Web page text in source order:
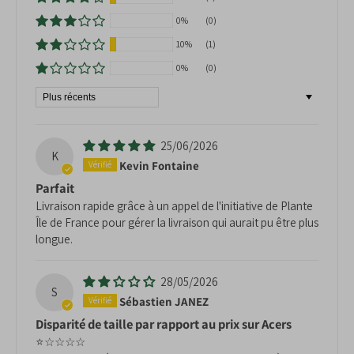
Résilience
: Supporte des températures
jusqu’à -15°C.
Entretien facile
amateurs.
Les inconvénients de cet érable :
Sensibilité au soleil direct : Peut brûler en
plein soleil intense.
Croissance lente
pour atteindre sa taille adulte.
Sensible aux maladies fongiques : Surtout
en sol mal drainé.
01 84 80 65 86.
Thibault
0%
(0)
10%
(1)
0%
(0)
Sort by
K
25/06/2026
Kevin Fontaine
Parfait
Livraison rapide grâce à un appel de l'initiative de Plante
Île de France pour gérer la livraison qui aurait pu être plus
longue.
S
28/05/2026
Sébastien JANEZ
Disparité de taille par rapport au prix sur Acers
⭐☆☆☆☆